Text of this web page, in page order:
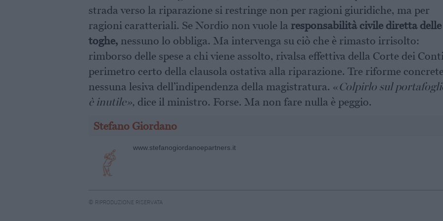
strada verso la riparazione si restringe non per ragioni giuridiche, ma per
ragioni caratteriali. Se Nordio non vuole la responsabilità civile diretta delle
toghe, nessuno lo obbliga. Ma intervenga su ciò che è rimasto irrisolto:
rimborso delle spese a chi viene assolto, rivalsa effettiva della Corte dei
perimetro certo della clausola ostativa alla riparazione. Tre riforme
nessuna lesiva dell’indipendenza della magistratura. «Colpirlo sul
è inutile», dice il ministro. Forse. Ma non fare nulla è peggio.
Stefano Giordano
www.stefanogiordanoepartners.it
© RIPRODUZIONE RISERVATA